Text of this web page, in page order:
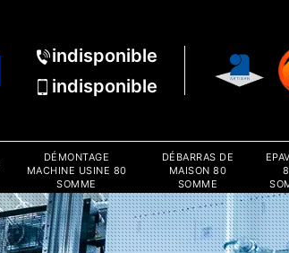
indisponible
indisponible
DÉMONTAGE
MACHINE USINE 80
SOMME
DÉBARRAS DE
MAISON 80
SOMME